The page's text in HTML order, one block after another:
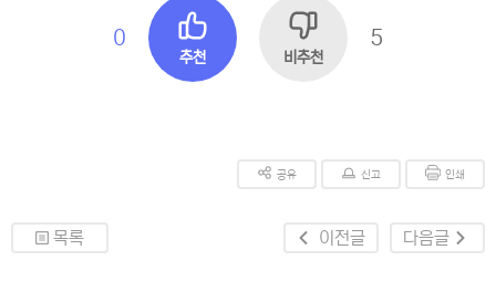
0
추천 비추천
5
공유 신고 인쇄
목록 이전글 다음글